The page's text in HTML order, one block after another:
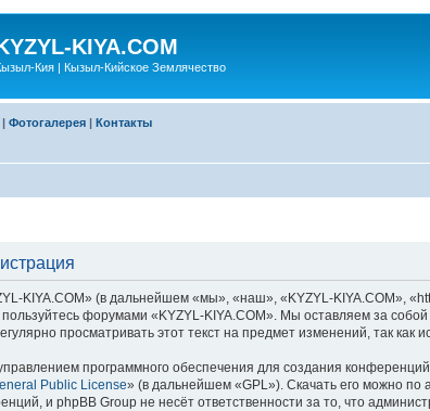
KIYA.COM
Кия | Кызыл-Кийское Землячество
| Фотогалерея | Контакты
KIYA.COM» (в дальнейшем «мы», «наш», «KYZYL-KIYA.COM»,
форумами «KYZYL-KIYA.COM». Мы оставляем за
просматривать этот текст на предмет изменений, так
программного обеспечения для создания
Public License» (в дальнейшем «GPL»). Скачать его можно по
и phpBB Group не несёт ответственности за то, что